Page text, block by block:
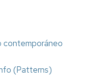
contemporáneo
(Patterns)